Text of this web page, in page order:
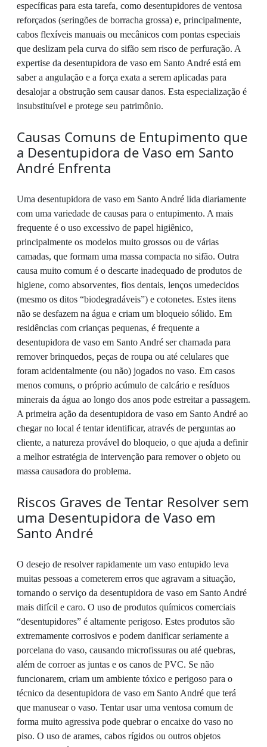
específicas para esta tarefa, como desentupidores de ventosa
reforçados (seringões de borracha grossa) e, principalmente,
cabos flexíveis manuais ou mecânicos com pontas especiais
que deslizam pela curva do sifão sem risco de perfuração. A
expertise da desentupidora de vaso em Santo André está em
saber a angulação e a força exata a serem aplicadas para
desalojar a obstrução sem causar danos. Esta especialização é
insubstituível e protege seu patrimônio.
Causas Comuns de Entupimento que
a Desentupidora de Vaso em Santo
André Enfrenta
Uma desentupidora de vaso em Santo André lida diariamente
com uma variedade de causas para o entupimento. A mais
frequente é o uso excessivo de papel higiênico,
principalmente os modelos muito grossos ou de várias
camadas, que formam uma massa compacta no sifão. Outra
causa muito comum é o descarte inadequado de produtos de
higiene, como absorventes, fios dentais, lenços umedecidos
(mesmo os ditos “biodegradáveis”) e cotonetes. Estes itens
não se desfazem na água e criam um bloqueio sólido. Em
residências com crianças pequenas, é frequente a
desentupidora de vaso em Santo André ser chamada para
remover brinquedos, peças de roupa ou até celulares que
foram acidentalmente (ou não) jogados no vaso. Em casos
menos comuns, o próprio acúmulo de calcário e resíduos
minerais da água ao longo dos anos pode estreitar a passagem.
A primeira ação da desentupidora de vaso em Santo André ao
chegar no local é tentar identificar, através de perguntas ao
cliente, a natureza provável do bloqueio, o que ajuda a definir
a melhor estratégia de intervenção para remover o objeto ou
massa causadora do problema.
Riscos Graves de Tentar Resolver sem
uma Desentupidora de Vaso em
Santo André
O desejo de resolver rapidamente um vaso entupido leva
muitas pessoas a cometerem erros que agravam a situação,
tornando o serviço da desentupidora de vaso em Santo André
mais difícil e caro. O uso de produtos químicos comerciais
“desentupidores” é altamente perigoso. Estes produtos são
extremamente corrosivos e podem danificar seriamente a
porcelana do vaso, causando microfissuras ou até quebras,
além de corroer as juntas e os canos de PVC. Se não
funcionarem, criam um ambiente tóxico e perigoso para o
técnico da desentupidora de vaso em Santo André que terá
que manusear o vaso. Tentar usar uma ventosa comum de
forma muito agressiva pode quebrar o encaixe do vaso no
piso. O uso de arames, cabos rígidos ou outros objetos